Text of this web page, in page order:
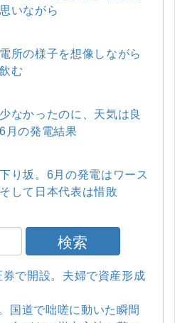
いながら
所の様子を想像しながら
む
なかったのに、天気は良
月の発電結果
り坂。6月の発電はワース
して日本代表は惜敗
検索
で開設。夫婦で資産形成
国道で咄嗟に動いた瞬間